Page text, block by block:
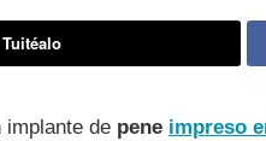
Tuitéalo
implante de pene impreso